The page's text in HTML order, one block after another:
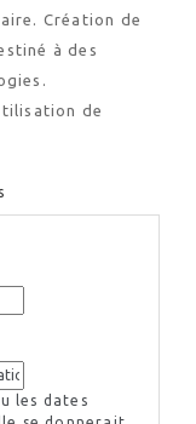
Création de
à des
de
les dates